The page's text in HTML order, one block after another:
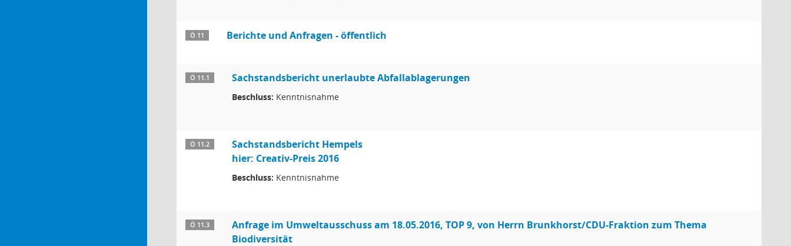
Ö 11 Berichte und Anfragen - öffentlich
Ö 11.1 Sachstandsbericht unerlaubte Abfallablagerungen
Beschluss: Kenntnisnahme
Ö 11.2
Sachstandsbericht Hempels
hier: Creativ-Preis 2016
Beschluss: Kenntnisnahme
Ö 11.3
Anfrage im Umweltausschuss am 18.05.2016, TOP 9, von Herrn Brunkhorst/CDU-Fraktion zum Thema
Biodiversität